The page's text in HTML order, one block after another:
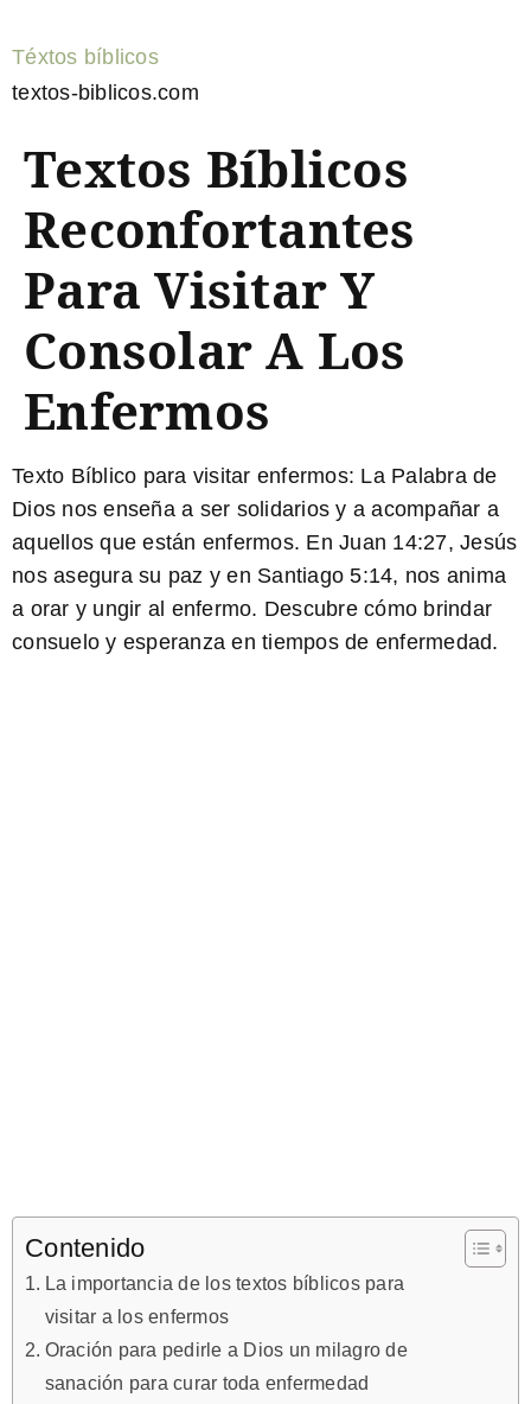
Téxtos bíblicos
textos-biblicos.com
Textos Bíblicos
Reconfortantes
Para Visitar Y
Consolar A Los
Enfermos
Texto Bíblico para visitar enfermos: La Palabra de
Dios nos enseña a ser solidarios y a acompañar a
aquellos que están enfermos. En Juan 14:27, Jesús
nos asegura su paz y en Santiago 5:14, nos anima
a orar y ungir al enfermo. Descubre cómo brindar
consuelo y esperanza en tiempos de enfermedad.
Contenido
La importancia de los textos bíblicos para
visitar a los enfermos
Oración para pedirle a Dios un milagro de
sanación para curar toda enfermedad